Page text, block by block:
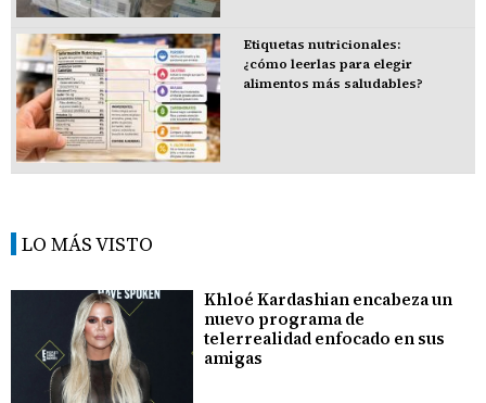
Etiquetas nutricionales:
¿cómo leerlas para elegir
alimentos más saludables?
LO MÁS VISTO
Khloé Kardashian encabeza un
nuevo programa de
telerrealidad enfocado en sus
amigas